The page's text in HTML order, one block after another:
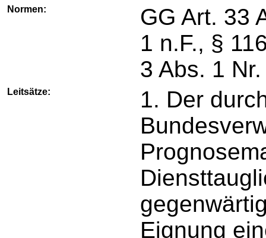
Normen:
GG Art. 33
1 n.F., §
3 Abs. 1
Leitsätze:
1. Der
Eignung